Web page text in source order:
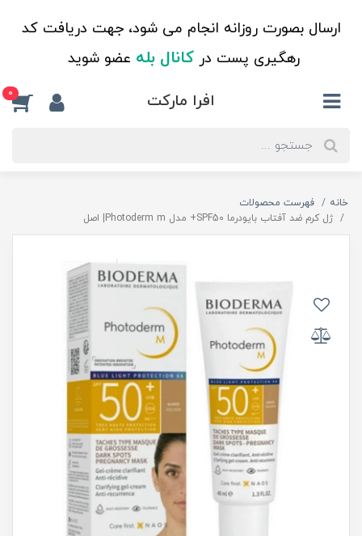
ارسال بصورت روزانه انجام می شود، جهت دریافت کد
رهگیری پست درکانال بله عضو شوید
افرا مارکت 0
خانه
فهرست محصولات
ژل کرم ضد آفتاب بایودرما SPF50+ مدل Photoderm m| اصل